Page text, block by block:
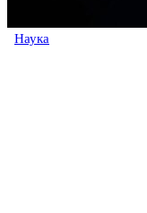
Наука